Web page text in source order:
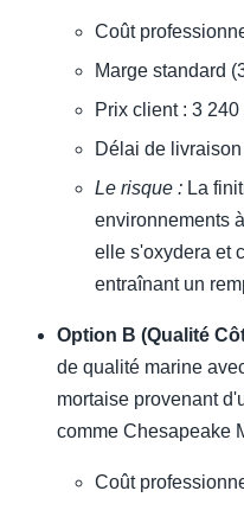
Coût
Marge standard
Prix client : 3 240
Délai de
Le risque : La
environnements
elle s'oxydera et
entraînant un
Option B (Qualité
de qualité marine
mortaise provenant
comme Chesapeake
Coût